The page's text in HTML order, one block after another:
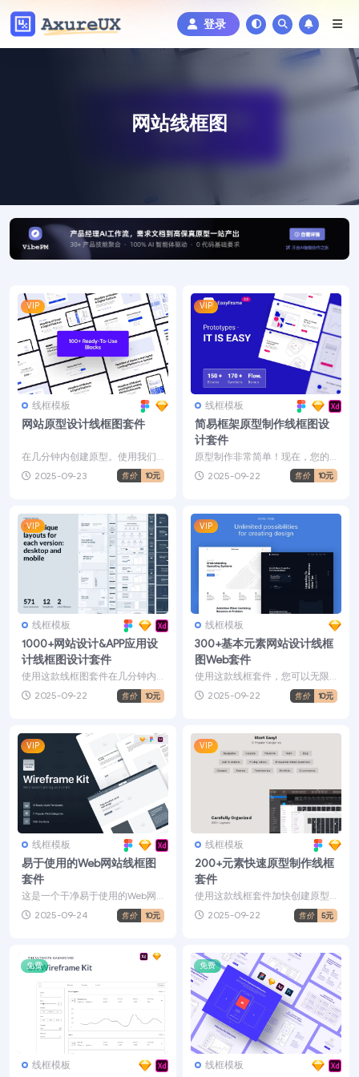
登录
网站线框图
VIP
线框模板
网站原型设计线框图套件
在几分钟内创建原型。使用我们
的通用模块，您将毫无困难地创
建原型。真快。与您的同事...
2025-09-23 售价 10元
VIP
线框模板
简易框架原型制作线框图设
计套件
原型制作非常简单！现在，您的
原型将得到更快、更轻松的开
发。已经在所有流行的平台（...
2025-09-22 售价 10元
VIP
线框模板
1000+网站设计&APP应用设
计线框图设计套件
使用这款线框图套件在几分钟内
创建可转换为最终设计的有效原
型。这个是一个庞大的套装...
2025-09-22 售价 10元
VIP
线框模板
300+基本元素网站设计线框
图Web套件
使用这款线框套件，您可以无限
地创建设计。包括14个主要类别
中的120多个布局，2...
2025-09-22 售价 10元
VIP
线框模板
易于使用的Web网站线框图
套件
这是一个干净易于使用的Web网
站线框图套件，在标准的Bootstr
ap系统-12...
2025-09-24 售价 10元
VIP
线框模板
200+元素快速原型制作线框
套件
使用这款线框套件加快创建原型
的速度。它是13个热门类别中200
多种布局的庞大集合...
2025-09-22 售价 5元
免费
线框模板
免费
线框模板